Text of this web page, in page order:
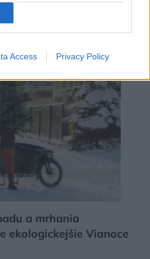
Access Privacy Policy
zelenú energetickej
Povedie ku kvalitnejším
ASB.sk
a mrhania
ekologickejšie Vianoce